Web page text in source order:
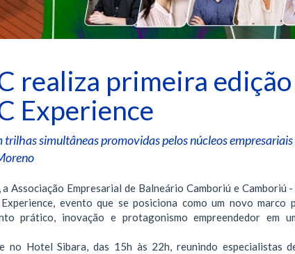
realiza primeira
Experience
simultâneas promovidas pelos núcleos
Associação Empresarial de Balneário Camboriú e Camboriú
evento que se posiciona como um novo marco
prático, inovação e protagonismo empreendedor em
no Hotel Sibara, das 15h às 22h, reunindo especialistas